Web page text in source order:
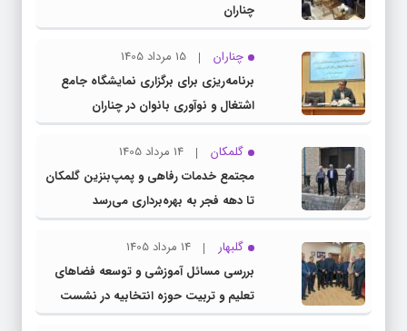
چناران
چناران
15 مرداد 1405
برنامه‌ریزی برای برگزاری نمایشگاه جامع
اشتغال و نوآوری بانوان در چناران
گلمکان
14 مرداد 1405
مجتمع خدمات رفاهی و پمپ‌بنزین گلمکان
تا دهه فجر به بهره‌برداری می‌رسد
گلبهار
14 مرداد 1405
بررسی مسائل آموزشی و توسعه فضاهای
تعلیم و تربیت حوزه انتخابیه در نشست
مشترک عضو کمیسیون آموزش مجلس با